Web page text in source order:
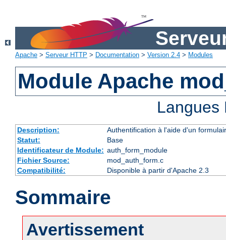
Apache > Serveur HTTP > Documentation > Version 2.4 > Modules
Module Apache
Description:
Authentification à l'aide d'un
Statut:
Base
Identificateur de Module: auth_form_module
Fichier Source:
mod_auth_form.c
Compatibilité:
Disponible à partir d'Apache 2.3
Sommaire
Avertissement